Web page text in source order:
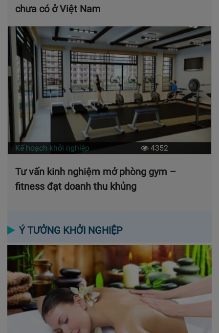
chưa có ở Việt Nam
Kế hoạch khởi nghiệp 4352
Tư vấn kinh nghiệm mở phòng gym –
fitness đạt doanh thu khủng
Ý TƯỞNG KHỞI NGHIỆP